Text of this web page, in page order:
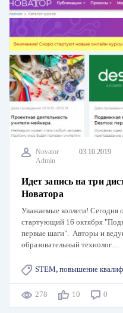
Novator
Admin
03.10.2019
Идет запись на три
Новатора
Уважаемые коллеги! Сегодня
стартующий 16 октября
первые шаги". Авторы и
образовательный технолог…
STEM, повышение
278 10 0